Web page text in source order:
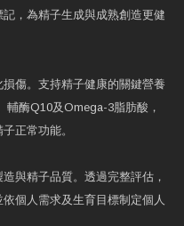
，為精子生成與成熟創造更健
傷。支持精子健康的關鍵營養
輔酶Q10及Omega-3脂肪酸，
正常功能。
與精子品質。透過完整評估，
個人需求及生育目標制定個人